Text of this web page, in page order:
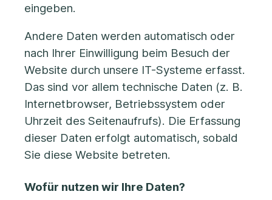
eingeben.
Andere Daten werden automatisch oder
nach Ihrer Einwilligung beim Besuch der
Website durch unsere IT-Systeme erfasst.
Das sind vor allem technische Daten (z. B.
Internetbrowser, Betriebssystem oder
Uhrzeit des Seitenaufrufs). Die Erfassung
dieser Daten erfolgt automatisch, sobald
Sie diese Website betreten.
Wofür nutzen wir Ihre Daten?